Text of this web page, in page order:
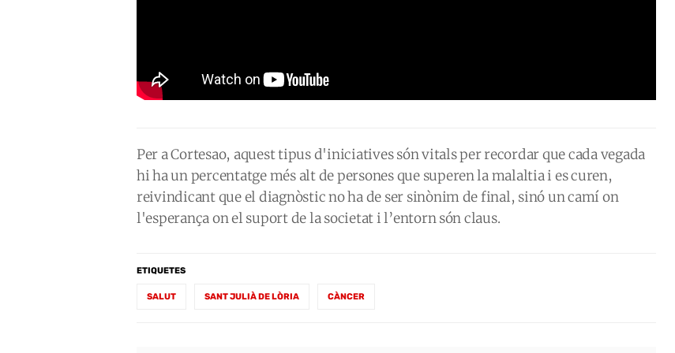
Per a Cortesao, aquest tipus d'iniciatives són vitals per recordar que cada vegada
hi ha un percentatge més alt de persones que superen la malaltia i es curen,
reivindicant que el diagnòstic no ha de ser sinònim de final, sinó un camí on
l'esperança on el suport de la societat i l’entorn són claus.
ETIQUETES
SALUT SANT JULIÀ DE LÒRIA CÀNCER